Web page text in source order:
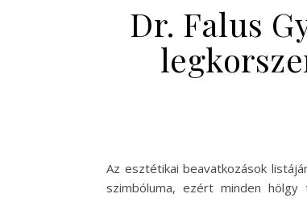
Dr. Falus
Az esztétikai beavatkozások
szimbóluma, ezért minden